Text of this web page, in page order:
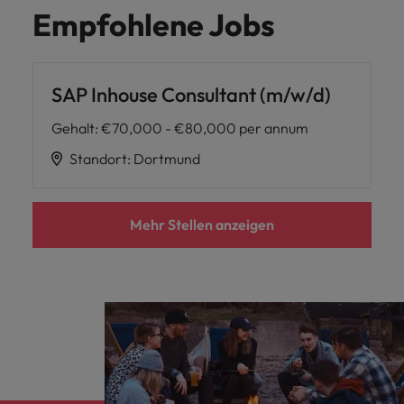
Empfohlene Jobs
SAP Inhouse Consultant (m/w/d)
Gehalt: €70,000 - €80,000 per annum
Standort: Dortmund
Mehr Stellen anzeigen